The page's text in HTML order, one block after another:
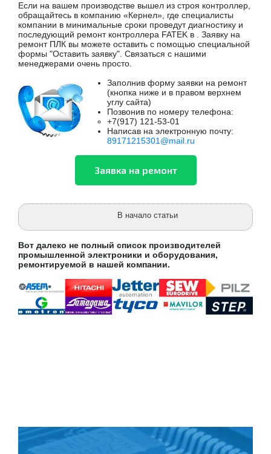
Если на вашем производстве вышел из строя контроллер,
обращайтесь в компанию «Кернел», где специалисты
компании в минимальные сроки проведут диагностику и
последующий ремонт контроллера FATEK в . Заявку на
ремонт ПЛК вы можете оставить с помощью специальной
формы "Оставить заявку". Связаться с нашими
менеджерами очень просто.
Заполнив форму заявки на ремонт
(кнопка ниже и в правом верхнем
углу сайта)
Позвонив по номеру телефона:
+7(917) 121-53-01
Написав на электронную почту:
89171215301@mail.ru
В начало статьи
Вот далеко не полный список производителей
промышленной электроники и оборудования,
ремонтируемой в нашей компании.